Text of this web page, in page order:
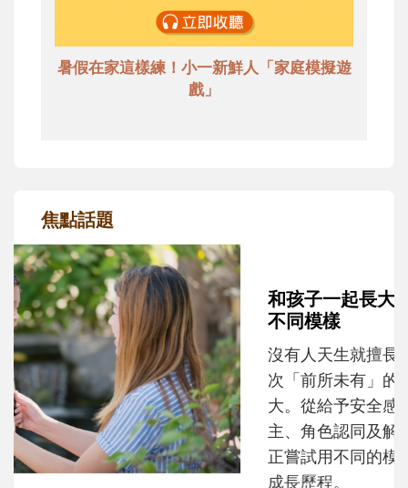
暑假在家這樣練！小一新鮮人「家庭模擬遊
戲」
焦點話題